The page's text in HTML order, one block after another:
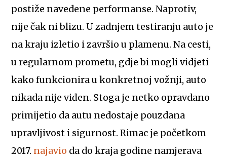
postiže navedene performanse. Naprotiv,
nije čak ni blizu. U zadnjem testiranju auto je
na kraju izletio i završio u plamenu. Na cesti,
u regularnom prometu, gdje bi mogli vidjeti
kako funkcionira u konkretnoj vožnji, auto
nikada nije viđen. Stoga je netko opravdano
primijetio da autu nedostaje pouzdana
upravljivost i sigurnost. Rimac je početkom
2017. najavio da do kraja godine namjerava